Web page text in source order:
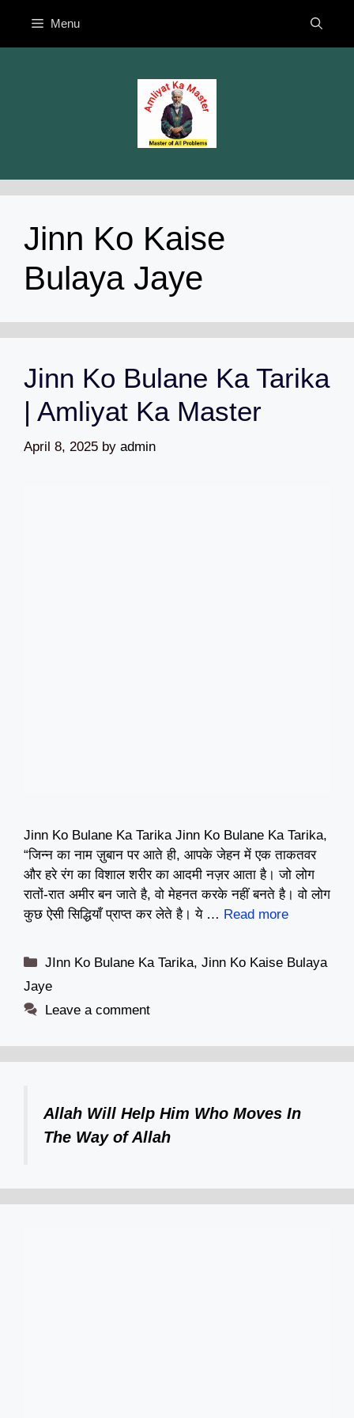
content
Menu
Jinn Ko Kaise
Bulaya Jaye
Jinn Ko Bulane Ka Tarika
| Amliyat Ka Master
April 8, 2025 by admin
Jinn Ko Bulane Ka Tarika Jinn Ko Bulane Ka Tarika,
“जिन्न का नाम ज़ुबान पर आते ही, आपके जेहन में एक ताकतवर
और हरे रंग का विशाल शरीर का आदमी नज़र आता है। जो लोग
रातों-रात अमीर बन जाते है, वो मेहनत करके नहीं बनते है। वो लोग
कुछ ऐसी सिद्धियाँ प्राप्त कर लेते है। ये … Read more
Categories
JInn Ko Bulane Ka Tarika,Jinn Ko Kaise Bulaya
Jaye
Leave a comment
Allah Will Help Him Who Moves In
The Way of Allah